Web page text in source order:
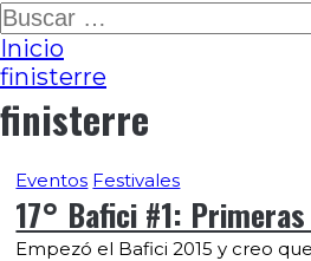
Ir
al
contenido
Buscar:
Inicio
finisterre
finisterre
Eventos Festivales
17° Bafici #1:
Empezó el Bafici 2015 y creo